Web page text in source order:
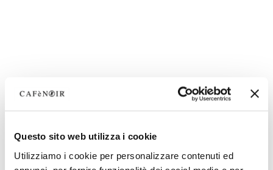
Questo sito web utilizza i cookie
Utilizziamo i cookie per personalizzare contenuti ed
SALDI